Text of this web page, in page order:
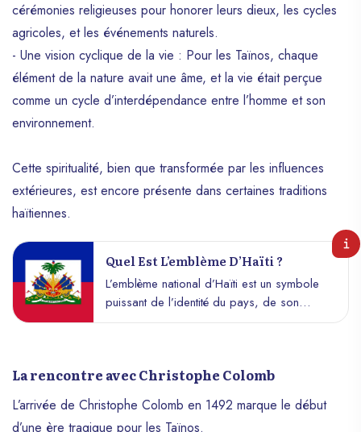
cérémonies religieuses pour honorer leurs dieux, les cycles
agricoles, et les événements naturels.
- Une vision cyclique de la vie : Pour les Taïnos, chaque
élément de la nature avait une âme, et la vie était perçue
comme un cycle d’interdépendance entre l’homme et son
environnement.
Cette spiritualité, bien que transformée par les influences
extérieures, est encore présente dans certaines traditions
haïtiennes.
Quel Est L’emblème D’Haïti ?
L’emblème national d’Haïti est un symbole
puissant de l’identité du pays, de son
histoire et de ses valeurs. Il incarne la lutte
article explore en profondeur l’emblème
national d’Haïti, ses éléments, sa
signification et son importance pour la
La rencontre avec Christophe Colomb
L’arrivée de Christophe Colomb en 1492 marque le début
d’une ère tragique pour les Taïnos.